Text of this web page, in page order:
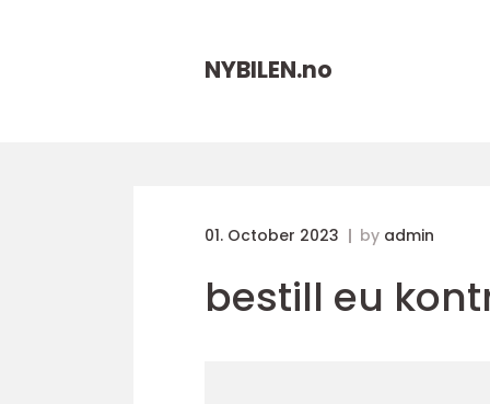
NYBILEN.no
01. October 2023 by admin
bestill eu